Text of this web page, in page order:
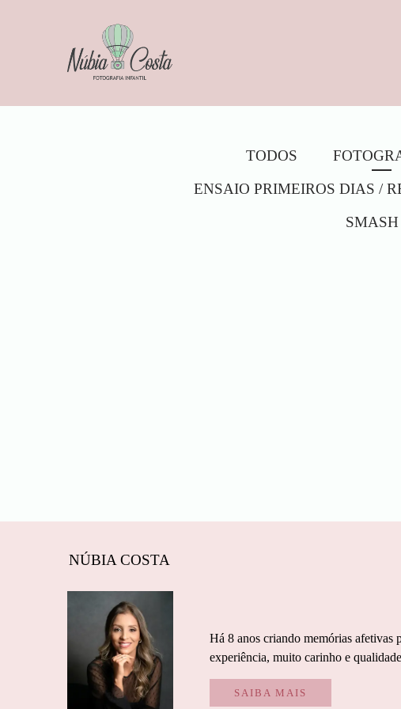
TODOS
ENSAIO PRIMEIROS DIAS /
NÚBIA COSTA
Há 8 anos criando memórias afetivas
experiência, muito carinho e
SAIBA MAIS